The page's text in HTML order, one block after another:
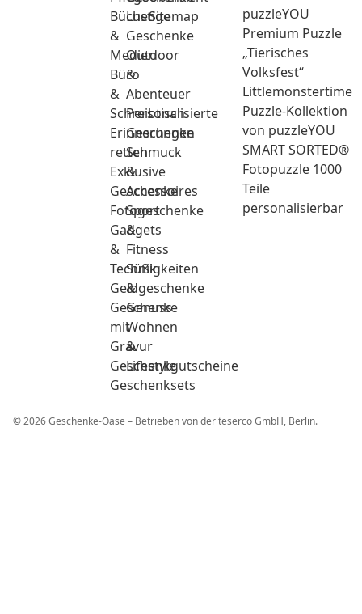
Bücher
&
Medien
Büro
&
Schreibtisch
Erinnerungen
retten
Exklusive
Geschenke
Fotogeschenke
Gadgets
&
Technik
Geldgeschenke
Geschenke
mit
Gravur
Geschenkgutscheine
Geschenksets
Lustige
Geschenke
Outdoor
&
Abenteuer
Personalisierte
Geschenke
Schmuck
&
Accessoires
Sport
&
Fitness
Süßigkeiten
&
Genuss
Wohnen
&
Lifestyle
Sitemap
puzzleYOU
Premium Puzzle
„Tierisches
Volksfest“
Littlemonstertime
Puzzle-Kollektion
von puzzleYOU
SMART SORTED®
Fotopuzzle 1000
Teile
personalisierbar
© 2026 Geschenke-Oase – Betrieben von der teserco GmbH, Berlin.